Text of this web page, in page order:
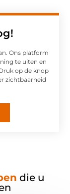
Ons platform
te uiten en
op de knop
zichtbaarheid
die u